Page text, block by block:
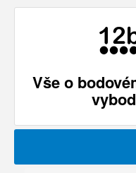
Vše o